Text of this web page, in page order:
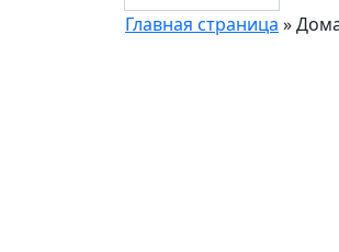
Главная страница »